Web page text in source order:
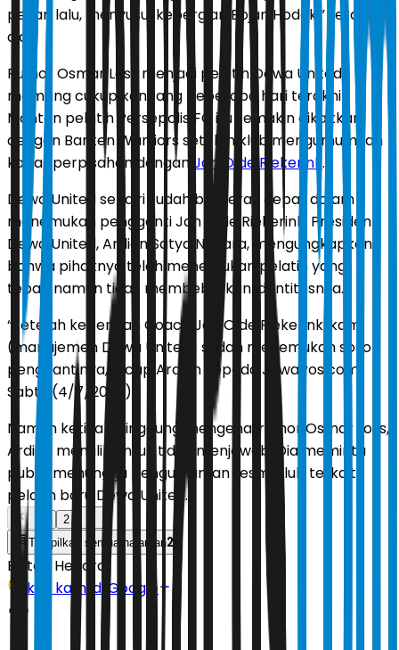
pekan lalu, menyusul kepergian Bojan Hodak,” terang
dia.
Rumor Osmar Loss menjadi pelatih Dewa United
memang cukup kencang beberapa hari terakhir.
Mantan pelatih Persepolis FC itu semakin dikaitkan
dengan Banten Warriors setelah klub mengumumkan
kabar perpisahan dengan Jan Olde Riekerink.
Dewa United sendiri sudah bergerak cepat dalam
menemukan pengganti Jan Olde Riekerink. Presiden
Dewa United, Ardian Satya Negara, mengungkapkan
bahwa pihaknya telah menemukan pelatih yang
tepat, namun tidak membeberkan identitasnya.
“Setelah kepergian Coach Jan Olde Riekerink, kami
(manajemen Dewa United) sudah menemukan sosok
penggantinya,” ucap Ardian kepada JawaPos.com,
Sabtu (4/7/2026).
Namun ketika disinggung mengenai rumor Osmar Loss,
Ardian memilih untuk tidak menjawab. Dia meminta
publik menunggu pengumuman resmi klub terkait
pelatih baru Dewa United.
2
Tampilkan semua halaman2
Editor: Hendra
Ikuti kami di Google